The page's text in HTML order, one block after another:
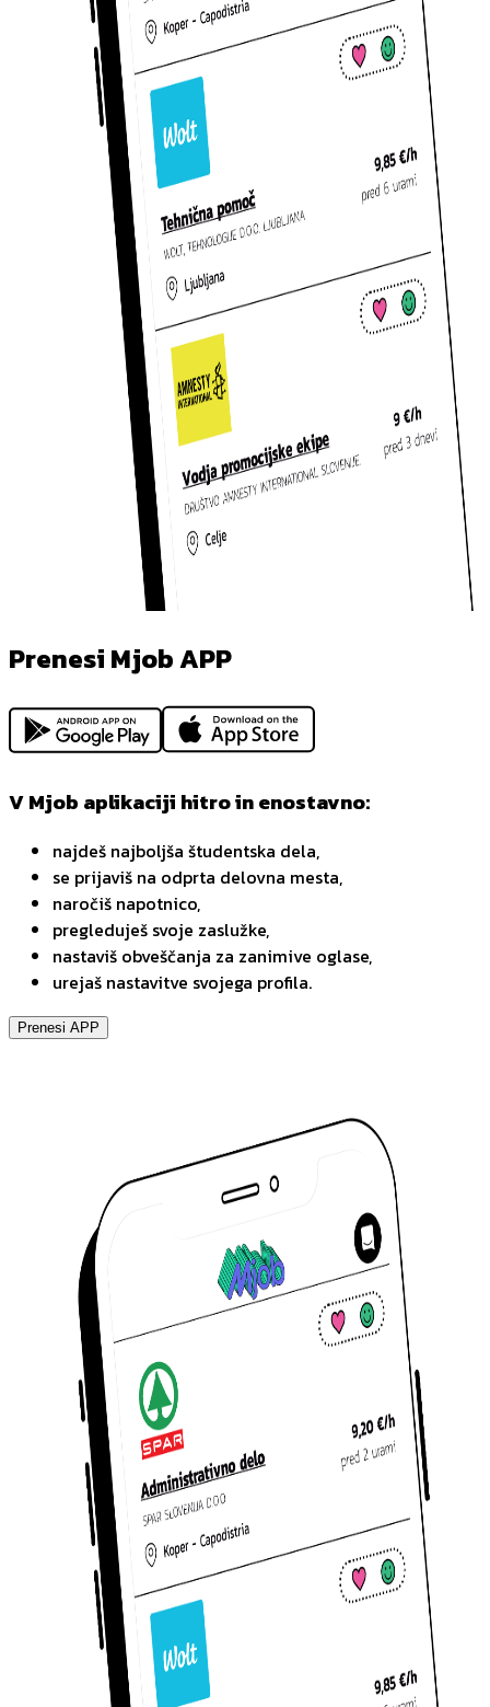
Prenesi Mjob APP
V Mjob aplikaciji hitro in enostavno:
najdeš najboljša študentska dela,
se prijaviš na odprta delovna mesta,
naročiš napotnico,
pregleduješ svoje zaslužke,
nastaviš obveščanja za zanimive oglase,
urejaš nastavitve svojega profila.
Prenesi APP